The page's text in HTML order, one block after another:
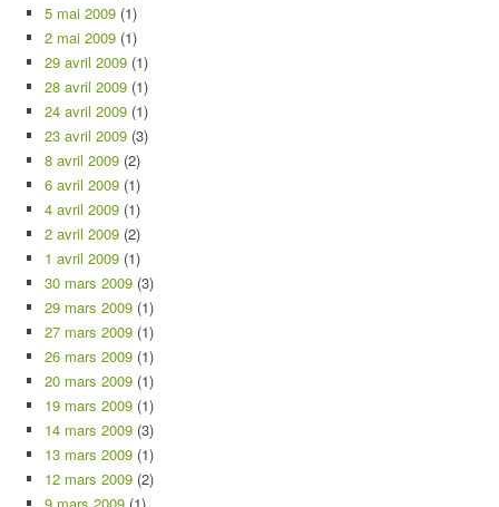
5 mai 2009 (1)
2 mai 2009 (1)
29 avril 2009 (1)
28 avril 2009 (1)
24 avril 2009 (1)
23 avril 2009 (3)
8 avril 2009 (2)
6 avril 2009 (1)
4 avril 2009 (1)
2 avril 2009 (2)
1 avril 2009 (1)
30 mars 2009 (3)
29 mars 2009 (1)
27 mars 2009 (1)
26 mars 2009 (1)
20 mars 2009 (1)
19 mars 2009 (1)
14 mars 2009 (3)
13 mars 2009 (1)
12 mars 2009 (2)